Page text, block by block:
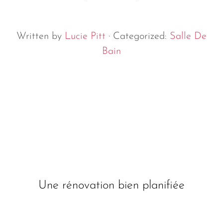
Written by Lucie Pitt · Categorized: Salle De
Bain
Une rénovation bien planifiée